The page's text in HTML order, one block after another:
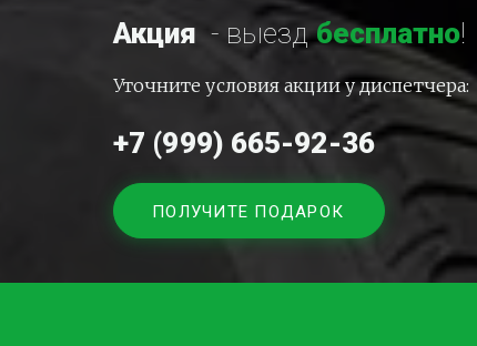
Акция - выезд бесплатно!
Уточните условия акции у диспетчера:
+7 (999) 665-92-36
ПОЛУЧИТЕ ПОДАРОК